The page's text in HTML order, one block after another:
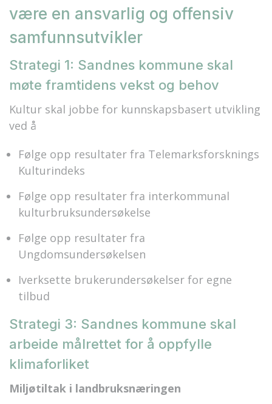
være en ansvarlig og offensiv
samfunnsutvikler
Strategi 1: Sandnes kommune skal
møte framtidens vekst og behov
Kultur skal jobbe for kunnskapsbasert utvikling
ved å
Følge opp resultater fra Telemarksforsknings
Kulturindeks
Følge opp resultater fra interkommunal
kulturbruksundersøkelse
Følge opp resultater fra
Ungdomsundersøkelsen
Iverksette brukerundersøkelser for egne
tilbud
Strategi 3: Sandnes kommune skal
arbeide målrettet for å oppfylle
klimaforliket
Miljøtiltak i landbruksnæringen